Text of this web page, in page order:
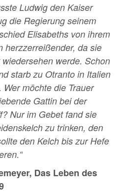
Ludwig den Kaiser
die Regierung seinem
Elisabeths von ihrem
herzzerreißender, da sie
werde. Schon
starb zu Otranto in Italien
möchte die Trauer
Gattin bei der
Nur im Gebet fand sie
zu trinken, den
den Kelch bis zur Hefe
Das Leben des